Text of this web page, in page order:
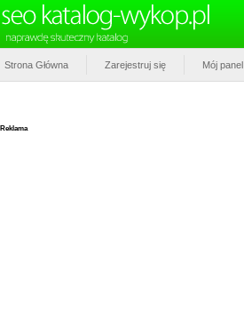
Strona Główna Zarejestruj się Mój panel
Reklama